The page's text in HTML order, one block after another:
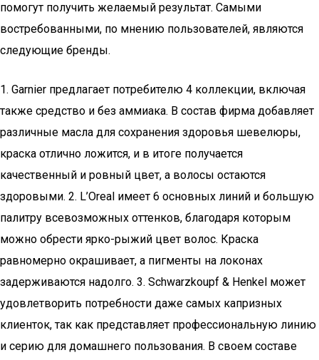
помогут получить желаемый результат. Самыми
востребованными, по мнению пользователей, являются
следующие бренды.
1. Garnier предлагает потребителю 4 коллекции, включая
также средство и без аммиака. В состав фирма добавляет
различные масла для сохранения здоровья шевелюры,
краска отлично ложится, и в итоге получается
качественный и ровный цвет, а волосы остаются
здоровыми. 2. L’Oreal имеет 6 основных линий и большую
палитру всевозможных оттенков, благодаря которым
можно обрести ярко-рыжий цвет волос. Краска
равномерно окрашивает, а пигменты на локонах
задерживаются надолго. 3. Schwarzkoupf & Henkel может
удовлетворить потребности даже самых капризных
клиенток, так как представляет профессиональную линию
и серию для домашнего пользования. В своем составе